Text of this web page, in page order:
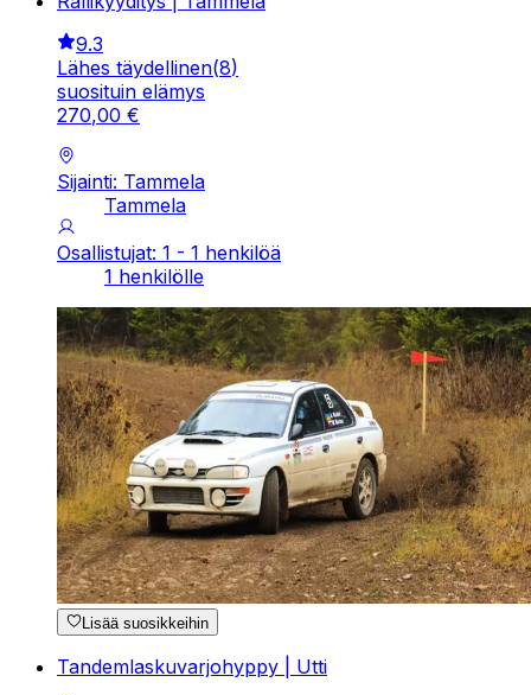
9.3
Lähes täydellinen(8)
suosituin elämys
270,00 €
Sijainti: Tammela
Tammela
Osallistujat: 1 - 1 henkilöä
1 henkilölle
Lisää suosikkeihin
Tandemlaskuvarjohyppy | Utti